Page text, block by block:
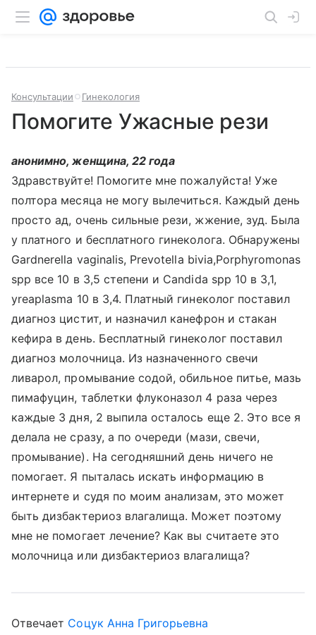
Консультации Гинекология
Помогите Ужасные рези
анонимно, женщина, 22 года
Здравствуйте! Помогите мне пожалуйста! Уже
полтора месяца не могу вылечиться. Каждый день
просто ад, очень сильные рези, жжение, зуд. Была
у платного и бесплатного гинеколога. Обнаружены
Gardnerella vaginalis, Prevotella bivia,Porphyromonas
spp все 10 в 3,5 степени и Candida spp 10 в 3,1,
yreaplasma 10 в 3,4. Платный гинеколог поставил
диагноз цистит, и назначил канефрон и стакан
кефира в день. Бесплатный гинеколог поставил
диагноз молочница. Из назначенного свечи
ливарол, промывание содой, обильное питье, мазь
пимафуцин, таблетки флуконазол 4 раза через
каждые 3 дня, 2 выпила осталось еще 2. Это все я
делала не сразу, а по очереди (мази, свечи,
промывание). На сегодняшний день ничего не
помогает. Я пыталась искать информацию в
интернете и судя по моим анализам, это может
быть дизбактериоз влагалища. Может поэтому
мне не помогает лечение? Как вы считаете это
молочница или дизбактериоз влагалища?
Отвечает Соцук Анна Григорьевна